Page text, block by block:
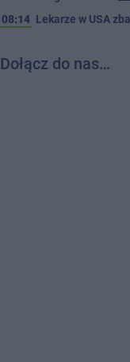
08:14 Lekarze w USA
Dołącz do nas…